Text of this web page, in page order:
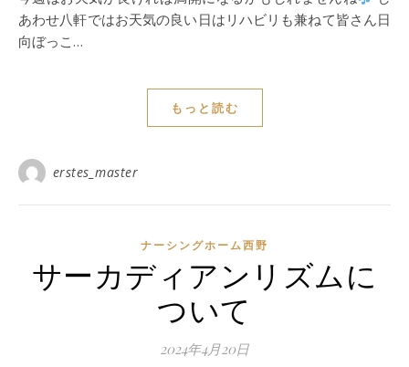
あわせ八軒ではお天気の良い日はリハビリも兼ねて皆さん日
向ぼっこ…
もっと読む
erstes_master
ナーシングホーム西野
サーカディアンリズムに
ついて
2024年4月20日